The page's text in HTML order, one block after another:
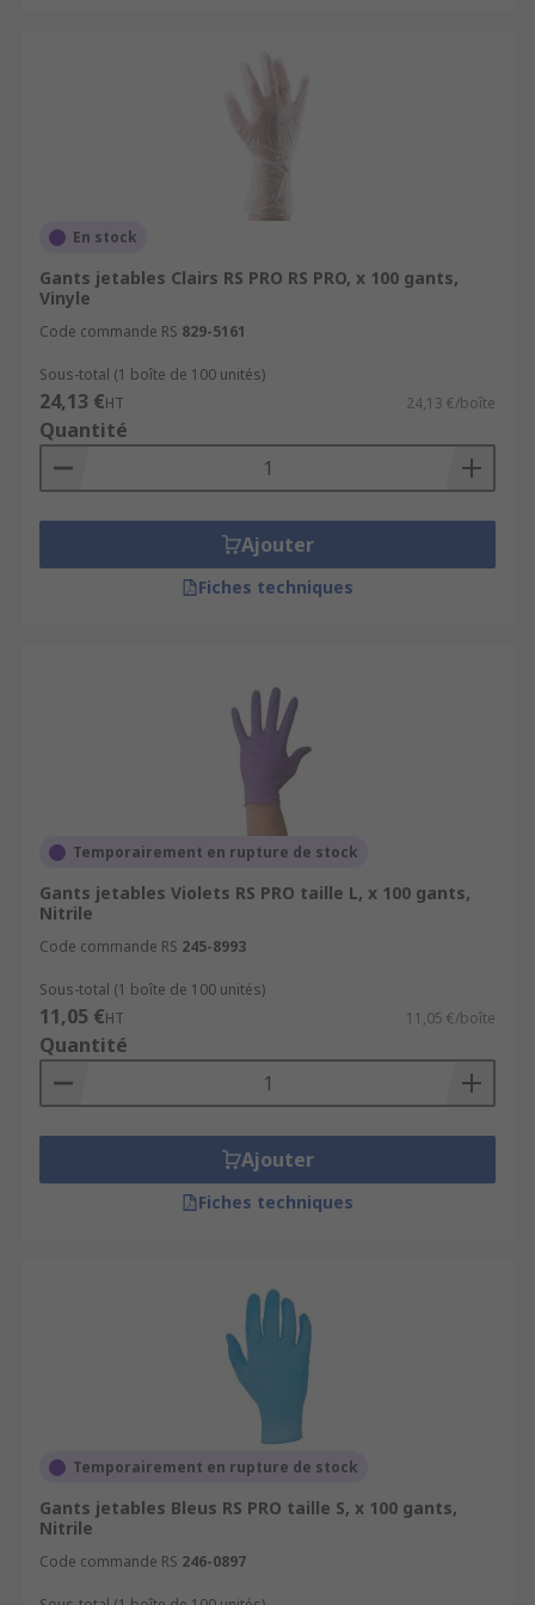
En stock
Gants jetables Clairs RS PRO RS PRO, x 100 gants,
Vinyle
Code commande RS 829-5161
Sous-total (1 boîte de 100 unités)
24,13 €HT 24,13 €/boîte
Quantité
Ajouter
Fiches techniques
Temporairement en rupture de stock
Gants jetables Violets RS PRO taille L, x 100 gants,
Nitrile
Code commande RS 245-8993
Sous-total (1 boîte de 100 unités)
11,05 €HT 11,05 €/boîte
Quantité
Ajouter
Fiches techniques
Temporairement en rupture de stock
Gants jetables Bleus RS PRO taille S, x 100 gants,
Nitrile
Code commande RS 246-0897